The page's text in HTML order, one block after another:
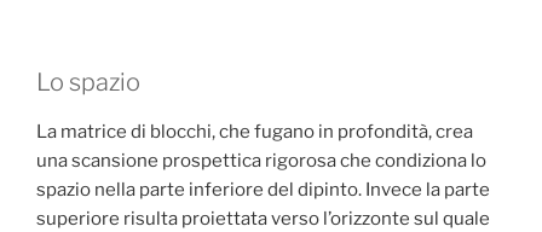
Lo spazio
La matrice di blocchi, che fugano in profondità, crea
una scansione prospettica rigorosa che condiziona lo
spazio nella parte inferiore del dipinto. Invece la parte
superiore risulta proiettata verso l’orizzonte sul quale